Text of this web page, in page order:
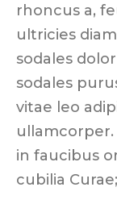
rhoncus a,
ultricies
sodales
sodales
vitae leo
in faucibus
cubilia Curae;